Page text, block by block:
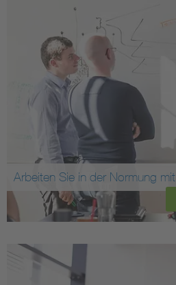
Arbeiten Sie in der Normung mit